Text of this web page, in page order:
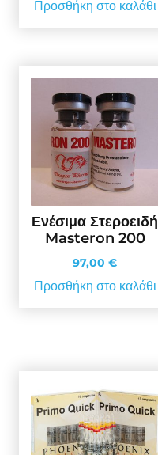
Προσθήκη στο καλάθι
Ενέσιμα Στεροειδή
Masteron 200
97,00 €
Προσθήκη στο καλάθι